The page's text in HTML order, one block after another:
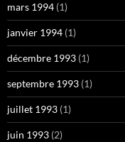
mars 1994 (1)
janvier 1994 (1)
décembre 1993 (1)
septembre 1993 (1)
juillet 1993 (1)
juin 1993 (2)